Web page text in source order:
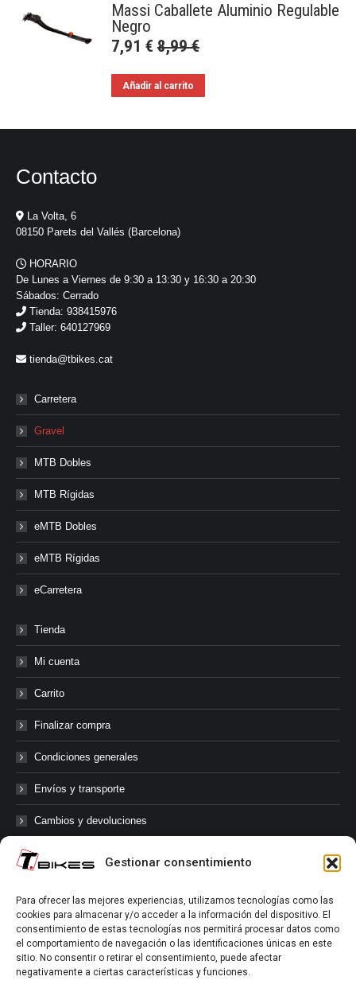
Gestionar consentimiento
Para ofrecer las mejores experiencias, utilizamos tecnologías como las
cookies para almacenar y/o acceder a la información del dispositivo. El
consentimiento de estas tecnologías nos permitirá procesar datos como
el comportamiento de navegación o las identificaciones únicas en este
sitio. No consentir o retirar el consentimiento, puede afectar
negativamente a ciertas características y funciones.
Massi Caballete Aluminio Regulable
Negro
7,91 € 8,99€
Añadir al carrito
Contacto
La Volta, 6
08150 Parets del Vallés (Barcelona)
HORARIO
De Lunes a Viernes de 9:30 a 13:30 y 16:30 a 20:30
Sábados: Cerrado
Tienda: 938415976
Taller: 640127969
tienda@tbikes.cat
Carretera
Gravel
MTB Dobles
MTB Rígidas
eMTB Dobles
eMTB Rígidas
eCarretera
Tienda
Mi cuenta
Carrito
Finalizar compra
Condiciones generales
Envíos y transporte
Cambios y devoluciones
@tbikes.cat #tbikes
Síguenos en las redes sociales de Tbikes, mantente informado de
nuestras novedades, productos, salidas en grupo, ofertas, sorteos ...
y muchos más!